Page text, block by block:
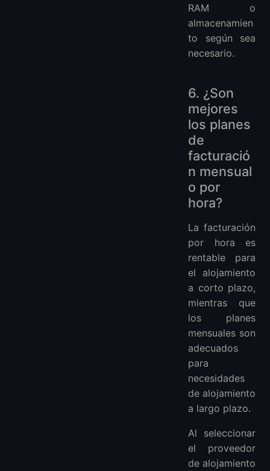
RAM o
almacenamien
to según sea
necesario.
6. ¿Son
mejores
los planes
de
facturació
n mensual
o por
hora?
La facturación
por hora es
rentable para
el alojamiento
a corto plazo,
mientras que
los planes
mensuales son
adecuados
para
necesidades
de alojamiento
a largo plazo.
Al seleccionar
el proveedor
de alojamiento